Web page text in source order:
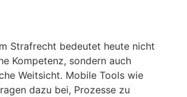
Strafrecht bedeutet heute nicht
Kompetenz, sondern auch
Weitsicht. Mobile Tools wie
dazu bei, Prozesse zu